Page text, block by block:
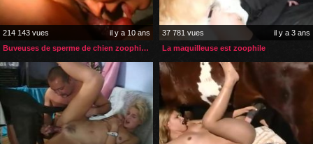
214 143 vues
il y a 10 ans
Buveuses de sperme de chien zoophiles
37 781 vues
il y a 3 ans
La maquilleuse est zoophile